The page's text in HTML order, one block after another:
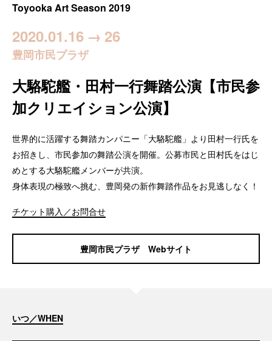
Toyooka Art Season 2019
2020.01.16 → 26
豊岡市民プラザ
大駱駝艦・田村一行舞踏公演【市民参
加クリエイション公演】
世界的に活躍する舞踏カンパニー「大駱駝艦」より田村一行氏を
お招きし、市民参加の舞踏公演を開催。公募市民と田村氏をはじ
めとする大駱駝艦メンバーが共演。
身体表現の極致へ挑む、豊岡発の新作舞踏作品をお見逃しなく！
チケット購入／お問合せ
豊岡市民プラザ Webサイト
いつ／WHEN